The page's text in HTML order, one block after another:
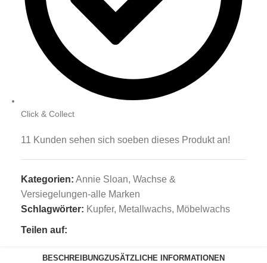
Click & Collect
11 Kunden sehen sich soeben dieses Produkt an!
Kategorien: Annie Sloan, Wachse &
Versiegelungen-alle Marken
Schlagwörter: Kupfer, Metallwachs, Möbelwachs
Teilen auf:
BESCHREIBUNGZUSÄTZLICHE INFORMATIONEN